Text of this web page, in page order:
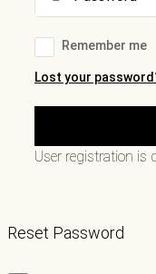
Remember me
Lost your
User registration is
Reset Password